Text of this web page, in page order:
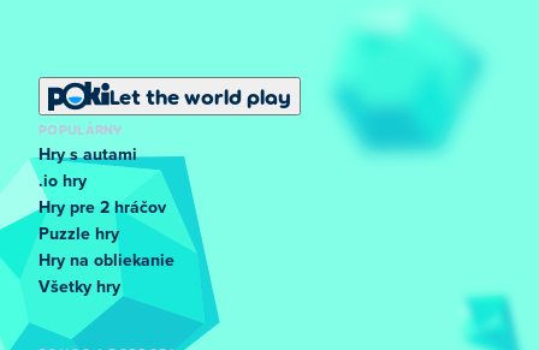
Let the world play
POPULÁRNY
Hry s autami
.io hry
Hry pre 2 hráčov
Puzzle hry
Hry na obliekanie
Všetky hry